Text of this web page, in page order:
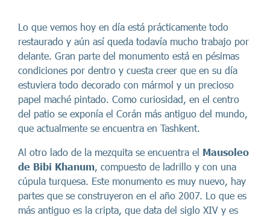
Lo que vemos hoy en día está prácticamente todo
restaurado y aún así queda todavía mucho trabajo por
delante. Gran parte del monumento está en pésimas
condiciones por dentro y cuesta creer que en su día
estuviera todo decorado con mármol y un precioso
papel maché pintado. Como curiosidad, en el centro
del patio se exponía el Corán más antiguo del mundo,
que actualmente se encuentra en Tashkent.
Al otro lado de la mezquita se encuentra el Mausoleo
de Bibi Khanum, compuesto de ladrillo y con una
cúpula turquesa. Este monumento es muy nuevo, hay
partes que se construyeron en el año 2007. Lo que es
más antiguo es la cripta, que data del siglo XIV y es